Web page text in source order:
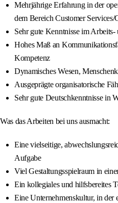
Mehrjährige Erfahrung in der
dem Bereich Customer
Sehr gute Kenntnisse im
Hohes Maß an
Kompetenz
Dynamisches Wesen,
Ausgeprägte organisatorische
Sehr gute Deutschkenntnisse in
Was das Arbeiten bei uns ausmacht:
Eine vielseitige,
Aufgabe
Viel Gestaltungsspielraum in
Ein kollegiales und hilfsbereites
Eine Unternehmenskultur, in der